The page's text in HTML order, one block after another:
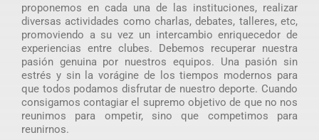
proponemos en cada una de las instituciones, realizar
diversas actividades como charlas, debates, talleres, etc,
promoviendo a su vez un intercambio enriquecedor de
experiencias entre clubes. Debemos recuperar nuestra
pasión genuina por nuestros equipos. Una pasión sin
estrés y sin la vorágine de los tiempos modernos para
que todos podamos disfrutar de nuestro deporte. Cuando
consigamos contagiar el supremo objetivo de que no nos
reunimos para ompetir, sino que competimos para
reunirnos.